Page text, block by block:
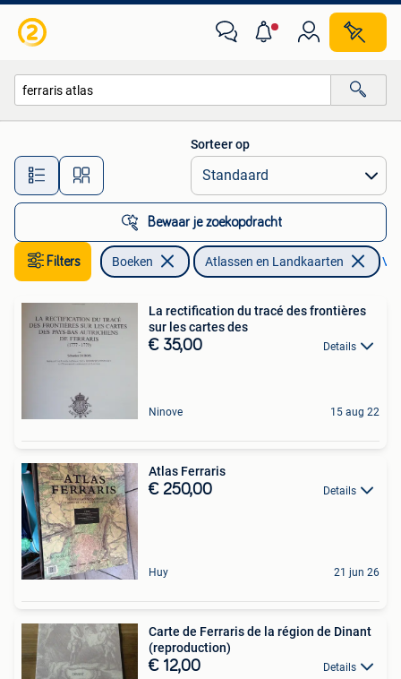
Alle afstanden…
Sorteer op
Bewaar je zoekopdracht
Filters Boeken Atlassen en Landkaarten
La rectification du tracé des frontières
sur les cartes des
€ 35,00 Details
Ninove 15 aug 22
Atlas Ferraris
€ 250,00 Details
Huy 21 jun 26
Carte de Ferraris de la région de Dinant
(reproduction)
€ 12,00 Details